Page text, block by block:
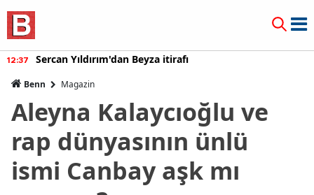
12:37 Sercan Yıldırım'dan Beyza itirafı
Benn Magazin
Aleyna Kalaycıoğlu ve
rap dünyasının ünlü
ismi Canbay aşk mı